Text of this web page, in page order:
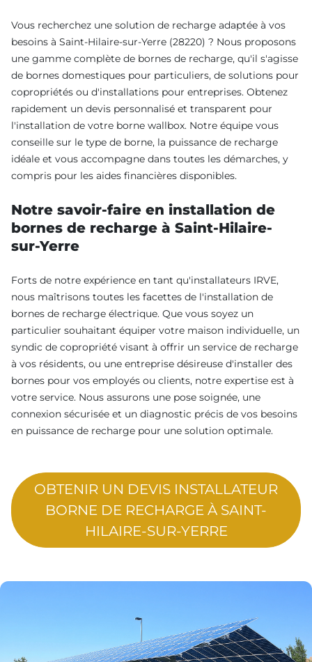
Vous recherchez une solution de recharge adaptée à vos
besoins à Saint-Hilaire-sur-Yerre (28220) ? Nous proposons
une gamme complète de bornes de recharge, qu'il s'agisse
de bornes domestiques pour particuliers, de solutions pour
copropriétés ou d'installations pour entreprises. Obtenez
rapidement un devis personnalisé et transparent pour
l'installation de votre borne wallbox. Notre équipe vous
conseille sur le type de borne, la puissance de recharge
idéale et vous accompagne dans toutes les démarches, y
compris pour les aides financières disponibles.
Notre savoir-faire en installation de
bornes de recharge à Saint-Hilaire-
sur-Yerre
Forts de notre expérience en tant qu'installateurs IRVE,
nous maîtrisons toutes les facettes de l'installation de
bornes de recharge électrique. Que vous soyez un
particulier souhaitant équiper votre maison individuelle, un
syndic de copropriété visant à offrir un service de recharge
à vos résidents, ou une entreprise désireuse d'installer des
bornes pour vos employés ou clients, notre expertise est à
votre service. Nous assurons une pose soignée, une
connexion sécurisée et un diagnostic précis de vos besoins
en puissance de recharge pour une solution optimale.
OBTENIR UN DEVIS INSTALLATEUR
BORNE DE RECHARGE À SAINT-
HILAIRE-SUR-YERRE